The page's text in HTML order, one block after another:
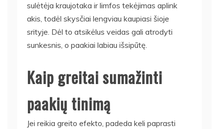
sulėtėja kraujotaka ir limfos tekėjimas aplink
akis, todėl skysčiai lengviau kaupiasi šioje
srityje. Dėl to atsikėlus veidas gali atrodyti
sunkesnis, o paakiai labiau išsipūtę.
Kaip greitai sumažinti
paakių tinimą
Jei reikia greito efekto, padeda keli paprasti